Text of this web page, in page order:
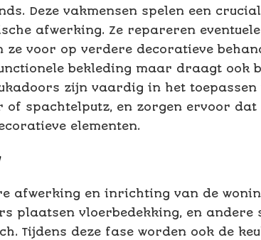
Deze vakmensen spelen een
afwerking. Ze repareren
voor op verdere decoratieve
bekleding maar draagt ook
zijn vaardig in het toepassen
spachtelputz, en zorgen ervoor dat
elementen.
afwerking en inrichting van de
plaatsen vloerbedekking, en andere
Tijdens deze fase worden ook de